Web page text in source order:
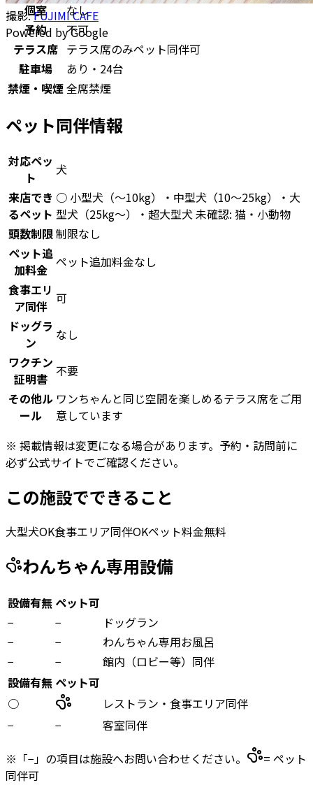
撮影:FUJIMI CAFE
Powered by Google
個室
なし
予約
不可
テラス席 テラス席のみペット同伴可
駐車場
あり・24台
禁煙・喫煙全席禁煙
ペット同伴情報
対応ペッ
ト
犬
来店でき
るペット
○ 小型犬（〜10kg）・中型犬（10〜25kg）・大
型犬（25kg〜）・超大型犬 未確認: 猫・小動物
頭数制限制限なし
ペット追
加料金 ペット追加料金なし
食事エリ
ア同伴 可
ドッグラ
ン
なし
ワクチン
証明書 不要
その他ル
ール
ワンちゃんと同じ空間を楽しめるテラス席をご用
意しています
※ 掲載情報は変更になる場合があります。予約・訪問前に
必ず公式サイトでご確認ください。
この施設でできること
大型犬OK食事エリア同伴OKペット料金無料
わんちゃん専用設備
設備有無 ペット可
−
−
ドッグラン
−
−
わんちゃん専用お風呂
−
−
館内（ロビー等）同伴
設備有無 ペット可
○
レストラン・食事エリア同伴
−
−
客室同伴
※「−」の項目は施設へお問い合わせください。
= ペット
同伴可